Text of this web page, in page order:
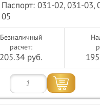
Паспорт: 031-02, 031-03,
05
Безналичный
расчет:
205.34 руб.